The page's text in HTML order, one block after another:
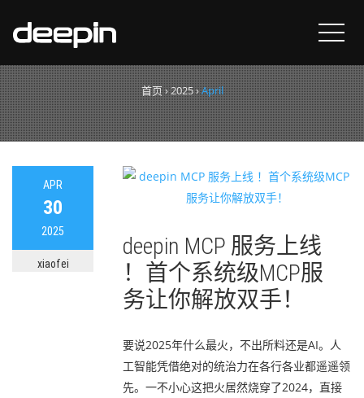
月度归档： 2025年4月
首页›2025›April
APR
30
2025
xiaofei
deepin MCP 服务上线
！首个系统级MCP服
务让你解放双手！
要说2025年什么最火，不出所料还是AI。人
工智能凭借绝对的统治力在各行各业都遥遥领
先。一不小心这把火居然烧穿了2024，直接